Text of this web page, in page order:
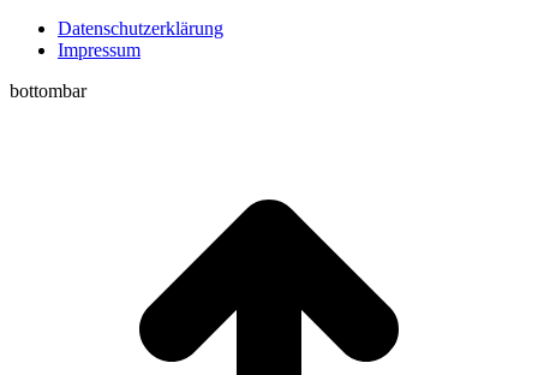
Datenschutzerklärung
Impressum
bottombar